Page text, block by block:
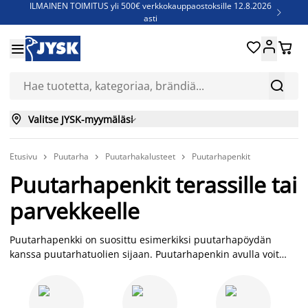
ILMAINEN TOIMITUS yli 500€ verkkokauppaostoksille 12.8.2026
asti

Jenkkisänkyjä - Säästä jopa 60%


 
 Valitse JYSK-myymäläsi
Etusivu  Puutarha  Puutarhakalusteet  Puutarhapenkit
Puutarhapenkit terassille tai
parvekkeelle
Puutarhapenkki on suosittu esimerkiksi puutarhapöydän
kanssa puutarhatuolien sijaan. Puutarhapenkin avulla voit
esimerkiksi lisäistuimena, kun saat vieraita. Penkille mahtuu
tyypillisesti istumaan 2-3 henkilöä. Valikoimastamme löydät